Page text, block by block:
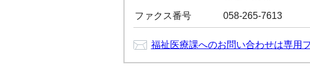
ファクス番号 058-265-7613
福祉医療課へのお問い合わせは専用